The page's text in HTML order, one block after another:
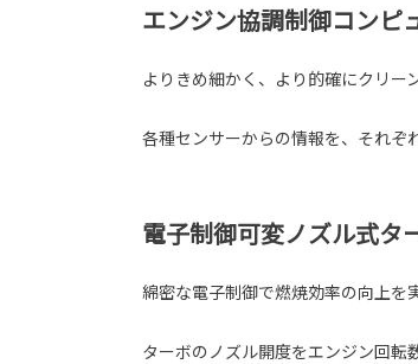
エンジン協調制御コンピ
よりきめ細かく、より的確にクリー
各種センサーからの情報を、それぞ
電子制御可変ノズル式タ
綿密な電子制御で燃焼効率の向上を
ターボのノズル開度をエンジン回転